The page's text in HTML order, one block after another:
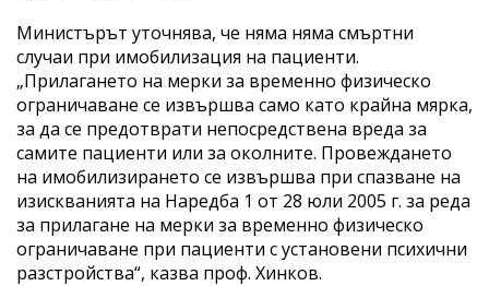
Министърът уточнява, че няма няма смъртни
случаи при имобилизация на пациенти.
„Прилагането на мерки за временно физическо
ограничаване се извършва само като крайна мярка,
за да се предотврати непосредствена вреда за
самите пациенти или за околните. Провеждането
на имобилизирането се извършва при спазване на
изискванията на Наредба 1 от 28 юли 2005 г. за реда
за прилагане на мерки за временно физическо
ограничаване при пациенти с установени психични
разстройства“, казва проф. Хинков.